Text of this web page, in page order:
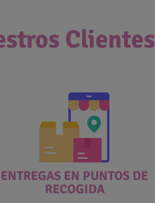
Clientes
ENTREGAS EN PUNTOS DE
RECOGIDA